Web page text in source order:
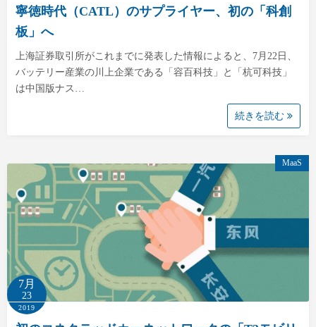
寧徳時代（CATL）のサプライヤー、初の「科創
板」へ
上海証券取引所がこれまでに発表した情報によると、7月22日、
バッテリー産業の川上企業である「容百科技」と「杭可科技」
は中国版ナス…
続きを読む
MaaS
7月
23
2019